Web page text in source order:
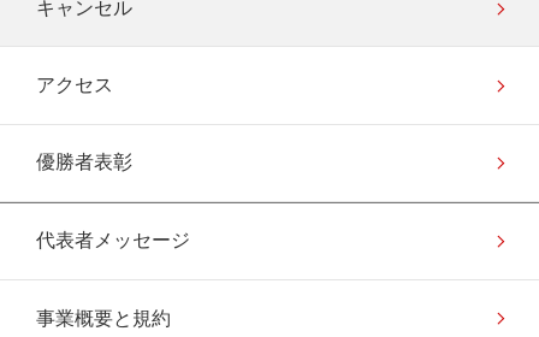
キャンセル
アクセス
優勝者表彰
代表者メッセージ
事業概要と規約